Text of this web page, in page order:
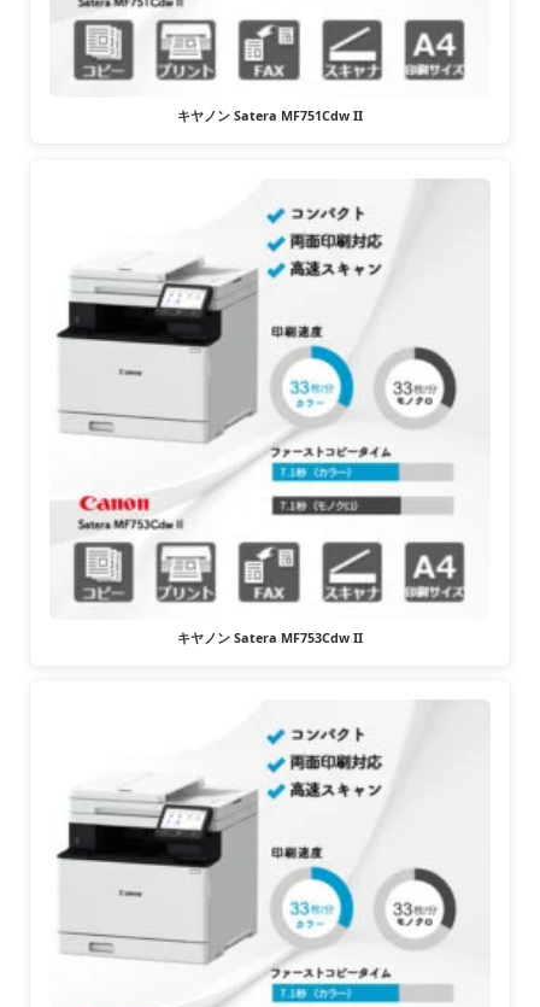
キヤノン Satera MF751Cdw II
キヤノン Satera MF753Cdw II